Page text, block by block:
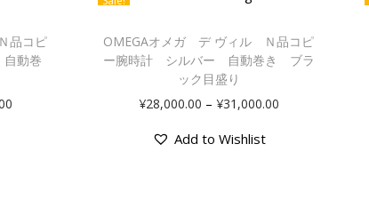
品コピ
動巻
OMEGAオメガ デ ヴィル Ｎ品コピ
ー腕時計 シルバー 自動巻き ブラ
ック目盛り
¥28,000.00 – ¥31,000.00
Add to Wishlist